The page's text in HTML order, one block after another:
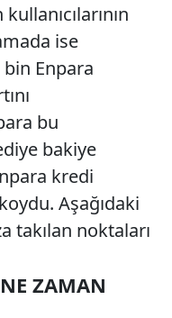
ise
Enpara
bu
bakiye
kredi
Aşağıdaki
takılan noktaları
ZAMAN